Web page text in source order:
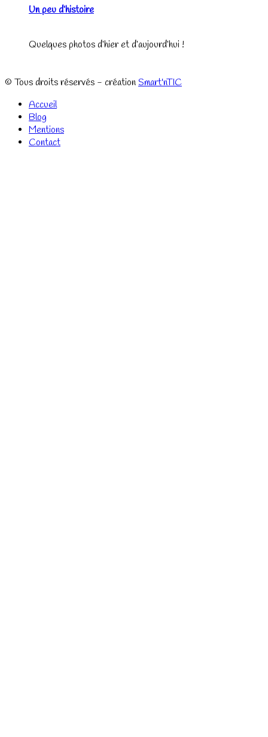
Un peu d’histoire
Quelques photos d’hier et d’aujourd’hui !
© Tous droits réservés - création Smart'nTIC
Accueil
Blog
Mentions
Contact